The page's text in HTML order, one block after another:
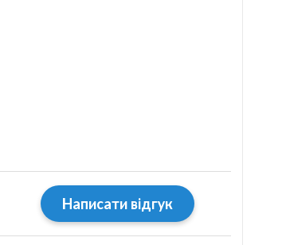
Написати відгук